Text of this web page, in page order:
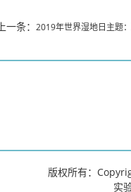
上一条： 2019年世界湿地日主题
版权所有：
实验室